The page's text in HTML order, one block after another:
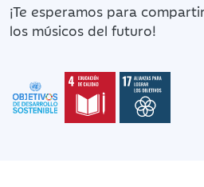
¡Te esperamos para
los músicos del futuro!